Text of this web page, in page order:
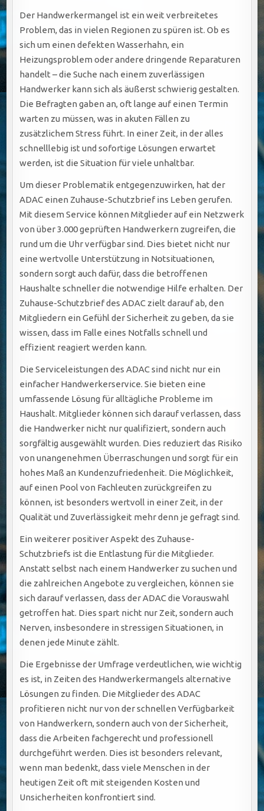
Der Handwerkermangel ist ein weit verbreitetes
Problem, das in vielen Regionen zu spüren ist. Ob es
sich um einen defekten Wasserhahn, ein
Heizungsproblem oder andere dringende Reparaturen
handelt – die Suche nach einem zuverlässigen
Handwerker kann sich als äußerst schwierig gestalten.
Die Befragten gaben an, oft lange auf einen Termin
warten zu müssen, was in akuten Fällen zu
zusätzlichem Stress führt. In einer Zeit, in der alles
schnelllebig ist und sofortige Lösungen erwartet
werden, ist die Situation für viele unhaltbar.
Um dieser Problematik entgegenzuwirken, hat der
ADAC einen Zuhause-Schutzbrief ins Leben gerufen.
Mit diesem Service können Mitglieder auf ein Netzwerk
von über 3.000 geprüften Handwerkern zugreifen, die
rund um die Uhr verfügbar sind. Dies bietet nicht nur
eine wertvolle Unterstützung in Notsituationen,
sondern sorgt auch dafür, dass die betroffenen
Haushalte schneller die notwendige Hilfe erhalten. Der
Zuhause-Schutzbrief des ADAC zielt darauf ab, den
Mitgliedern ein Gefühl der Sicherheit zu geben, da sie
wissen, dass im Falle eines Notfalls schnell und
effizient reagiert werden kann.
Die Serviceleistungen des ADAC sind nicht nur ein
einfacher Handwerkerservice. Sie bieten eine
umfassende Lösung für alltägliche Probleme im
Haushalt. Mitglieder können sich darauf verlassen, dass
die Handwerker nicht nur qualifiziert, sondern auch
sorgfältig ausgewählt wurden. Dies reduziert das Risiko
von unangenehmen Überraschungen und sorgt für ein
hohes Maß an Kundenzufriedenheit. Die Möglichkeit,
auf einen Pool von Fachleuten zurückgreifen zu
können, ist besonders wertvoll in einer Zeit, in der
Qualität und Zuverlässigkeit mehr denn je gefragt sind.
Ein weiterer positiver Aspekt des Zuhause-
Schutzbriefs ist die Entlastung für die Mitglieder.
Anstatt selbst nach einem Handwerker zu suchen und
die zahlreichen Angebote zu vergleichen, können sie
sich darauf verlassen, dass der ADAC die Vorauswahl
getroffen hat. Dies spart nicht nur Zeit, sondern auch
Nerven, insbesondere in stressigen Situationen, in
denen jede Minute zählt.
Die Ergebnisse der Umfrage verdeutlichen, wie wichtig
es ist, in Zeiten des Handwerkermangels alternative
Lösungen zu finden. Die Mitglieder des ADAC
profitieren nicht nur von der schnellen Verfügbarkeit
von Handwerkern, sondern auch von der Sicherheit,
dass die Arbeiten fachgerecht und professionell
durchgeführt werden. Dies ist besonders relevant,
wenn man bedenkt, dass viele Menschen in der
heutigen Zeit oft mit steigenden Kosten und
Unsicherheiten konfrontiert sind.